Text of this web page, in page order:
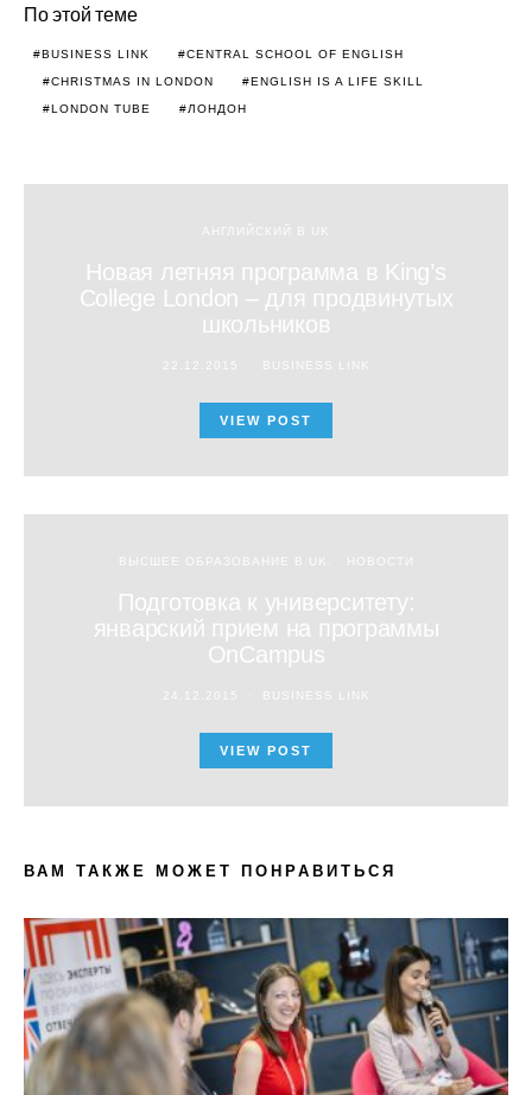
По этой теме
BUSINESS LINK CENTRAL SCHOOL OF ENGLISH
CHRISTMAS IN LONDON ENGLISH IS A LIFE SKILL
LONDON TUBE ЛОНДОН
АНГЛИЙСКИЙ В UK
Новая летняя программа в King’s
College London – для продвинутых
школьников
22.12.2015 BUSINESS LINK
VIEW POST
ВЫСШЕЕ ОБРАЗОВАНИЕ В UK НОВОСТИ
Подготовка к университету:
январский прием на программы
OnCampus
24.12.2015 BUSINESS LINK
VIEW POST
ВАМ ТАКЖЕ МОЖЕТ ПОНРАВИТЬСЯ